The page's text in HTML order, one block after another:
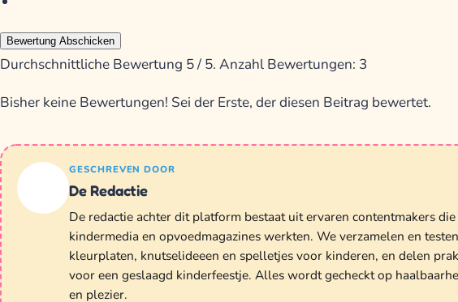
Bewertung Abschicken
Durchschnittliche Bewertung 5/ 5. Anzahl Bewertungen: 3
Bisher keine Bewertungen! Sei der Erste, der diesen Beitrag bewertet.
GESCHREVEN DOOR
De Redactie
De redactie achter dit platform bestaat uit ervaren contentmakers
kindermedia en opvoedmagazines werkten. We verzamelen en
kleurplaten, knutselideeen en spelletjes voor kinderen, en delen
voor een geslaagd kinderfeestje. Alles wordt gecheckt op
en plezier.